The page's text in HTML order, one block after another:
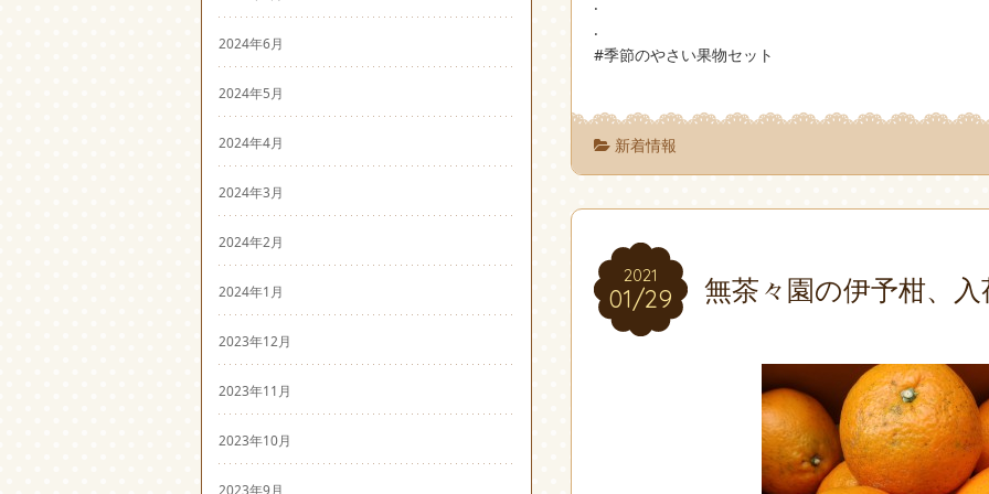
.
#季節のやさい果物セット
新着情報
2021
01/29
2021
01/29 無茶々園の伊予柑、
2024年6月
2024年5月
2024年4月
2024年3月
2024年2月
2024年1月
2023年12月
2023年11月
2023年10月
2023年9月